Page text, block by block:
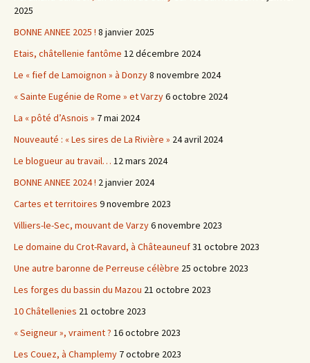
2025
BONNE ANNEE 2025 ! 8 janvier 2025
Etais, châtellenie fantôme 12 décembre 2024
Le « fief de Lamoignon » à Donzy8 novembre 2024
« Sainte Eugénie de Rome » et Varzy6 octobre 2024
La « pôté d’Asnois » 7 mai 2024
Nouveauté : « Les sires de La Rivière » 24 avril 2024
Le blogueur au travail… 12 mars 2024
BONNE ANNEE 2024 ! 2 janvier 2024
Cartes et territoires 9 novembre 2023
Villiers-le-Sec, mouvant de Varzy6 novembre 2023
Le domaine du Crot-Ravard, à Châteauneuf31 octobre 2023
Une autre baronne de Perreuse célèbre 25 octobre 2023
Les forges du bassin du Mazou 21 octobre 2023
10 Châtellenies 21 octobre 2023
« Seigneur », vraiment ? 16 octobre 2023
Les Couez, à Champlemy 7 octobre 2023